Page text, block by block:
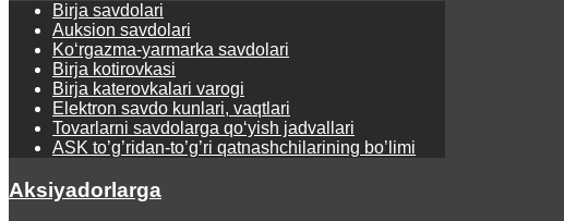
Birja savdolari
Auksion savdolari
Ko‘rgаzmа-yarmаrkа sаvdolаri
Birja kotirovkasi
Birja katerovkalari varogi
Elektron savdo kunlari, vaqtlari
Tovarlarni savdolarga qo‘yish jadvallari
ASK to’g’ridan-to’g’ri qatnashchilarining bo’limi
Aksiyadorlarga